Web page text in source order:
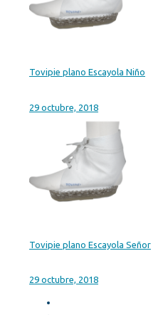
Tovipie plano Escayola Niño
29 octubre, 2018
Tovipie plano Escayola Señor
29 octubre, 2018